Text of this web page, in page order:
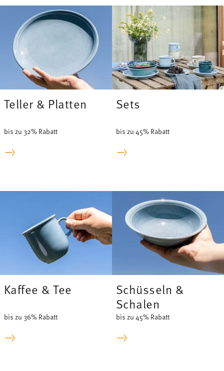
Teller & Platten
bis zu 32% Rabatt
Sets
bis zu 45% Rabatt
Kaffee & Tee
bis zu 36% Rabatt
Schüsseln &
Schalen
bis zu 45% Rabatt